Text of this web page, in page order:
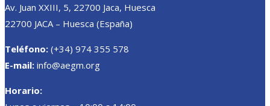
Av. Juan XXIII, 5, 22700 Jaca, Huesca
22700 JACA – Huesca (España)
Teléfono: (+34) 974 355 578
E-mail: info@aegm.org
Horario: